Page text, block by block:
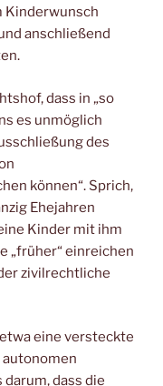
Kinderwunsch
anschließend
dass in „so
es unmöglich
des
können“. Sprich,
Ehejahren
Kinder mit ihm
„früher“ einreichen
zivilrechtliche
eine versteckte
dass die